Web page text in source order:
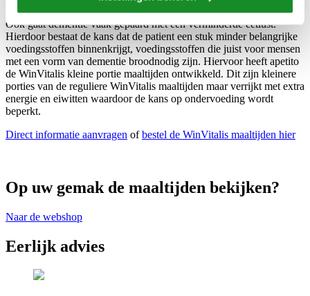
Voor mensen met een verminderde eetlust
Ook gaat dementie vaak gepaard met een verminderde eetlust.
Hierdoor bestaat de kans dat de patient een stuk minder belangrijke
voedingsstoffen binnenkrijgt, voedingsstoffen die juist voor mensen
met een vorm van dementie broodnodig zijn. Hiervoor heeft apetito
de WinVitalis kleine portie maaltijden ontwikkeld. Dit zijn kleinere
porties van de reguliere WinVitalis maaltijden maar verrijkt met extra
energie en eiwitten waardoor de kans op ondervoeding wordt
beperkt.
Direct informatie aanvragen ofbestel de WinVitalis maaltijden hier
Op uw gemak de maaltijden bekijken?
Naar de webshop
Eerlijk advies